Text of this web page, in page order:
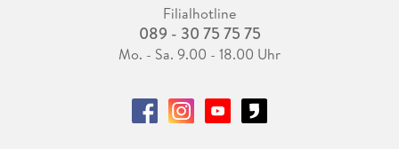
Filialhotline
089 - 30 75 75 75
Mo. - Sa. 9.00 - 18.00 Uhr